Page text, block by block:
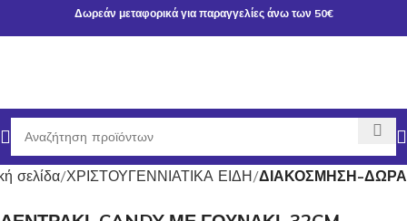
Δωρεάν μεταφορικά για παραγγελίες άνω των 50€
σελίδα ΧΡΙΣΤΟΥΓΕΝΝΙΑΤΙΚΑ ΕΙΔΗ ΔΙΑΚΟΣΜΗΣΗ-ΔΩΡΑ